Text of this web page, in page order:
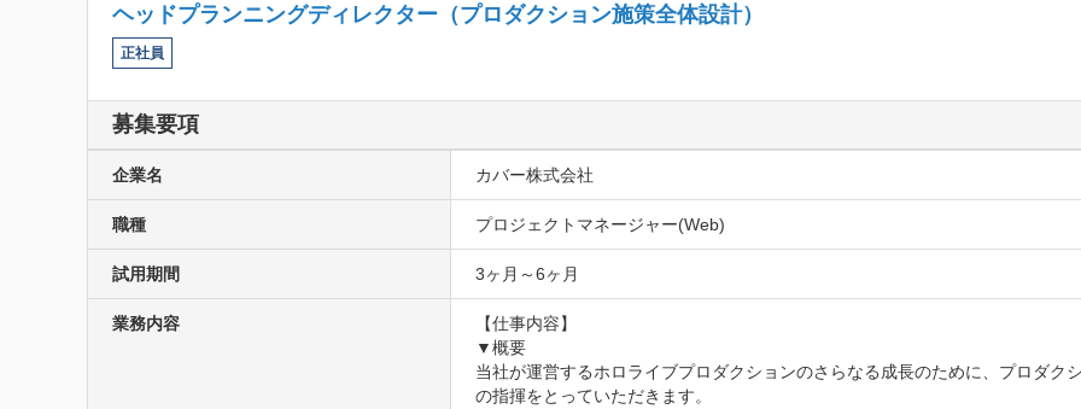
ヘッドプランニングディレクター（プロダクション施策全体設計）
正社員
募集要項
企業名 カバー株式会社
職種 プロジェクトマネージャー(Web)
試用期間 3ヶ月～6ヶ月
業務内容
【仕事内容】
▼概要
当社が運営するホロライブプロダクションのさらなる成長のために、プロダク
の指揮をとっていただきます。